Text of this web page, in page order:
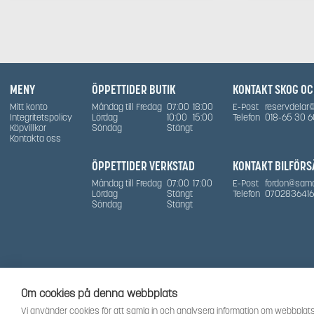
Om cookies på denna webbplats
Vi använder cookies för att samla in och analysera information om
väljas
på
MENY
Mitt konto
Integritetspolicy
Köpvillkor
Kontakta oss
ÖPPETTIDER BUTIK
Måndag till Fredag 07:00 18:00
Lördag
10:00 15:00
Söndag
Stängt
ÖPPETTIDER VERKSTAD
Måndag till Fredag 07:00 17:00
Lördag
Stängt
Söndag
Stängt
KONTAKT SKOG
E-Post
Telefon 018-65 30
KONTAKT
E-Post
Telefon 0702836416